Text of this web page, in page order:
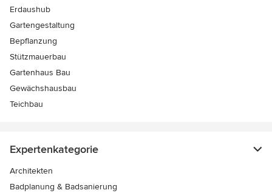
Erdaushub
Gartengestaltung
Bepflanzung
Stützmauerbau
Gartenhaus Bau
Gewächshausbau
Teichbau
Expertenkategorie
Architekten
Badplanung & Badsanierung